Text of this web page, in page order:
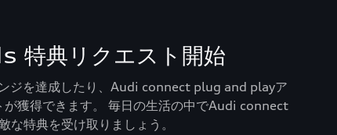
典リクエスト開始
ジを達成したり、Audi connect plug and playア
が獲得できます。 毎日の生活の中でAudi connect
特典を受け取りましょう。